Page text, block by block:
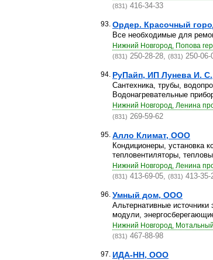
(831) 416-34-33
93. Ордер. Красочный
Все необходимые для
Нижний Новгород, Попова
(831) 250-28-28, (831) 250-06-
94. РуПайп, ИП Лунева И.
Сантехника, трубы,
Водонагревательные
Нижний Новгород, Ленина
(831) 269-59-62
95. Алло Климат, ООО
Кондиционеры, установка
тепловентиляторы,
Нижний Новгород, Ленина
(831) 413-69-05, (831) 413-35-
96. Умный дом, ООО
Альтернативные
модули,
Нижний Новгород,
(831) 467-88-98
97. ИДА-НН, ООО